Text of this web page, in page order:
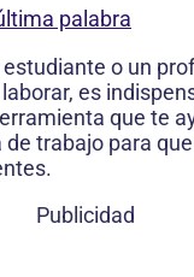
palabra
o un
es
que te
trabajo para
Publicidad